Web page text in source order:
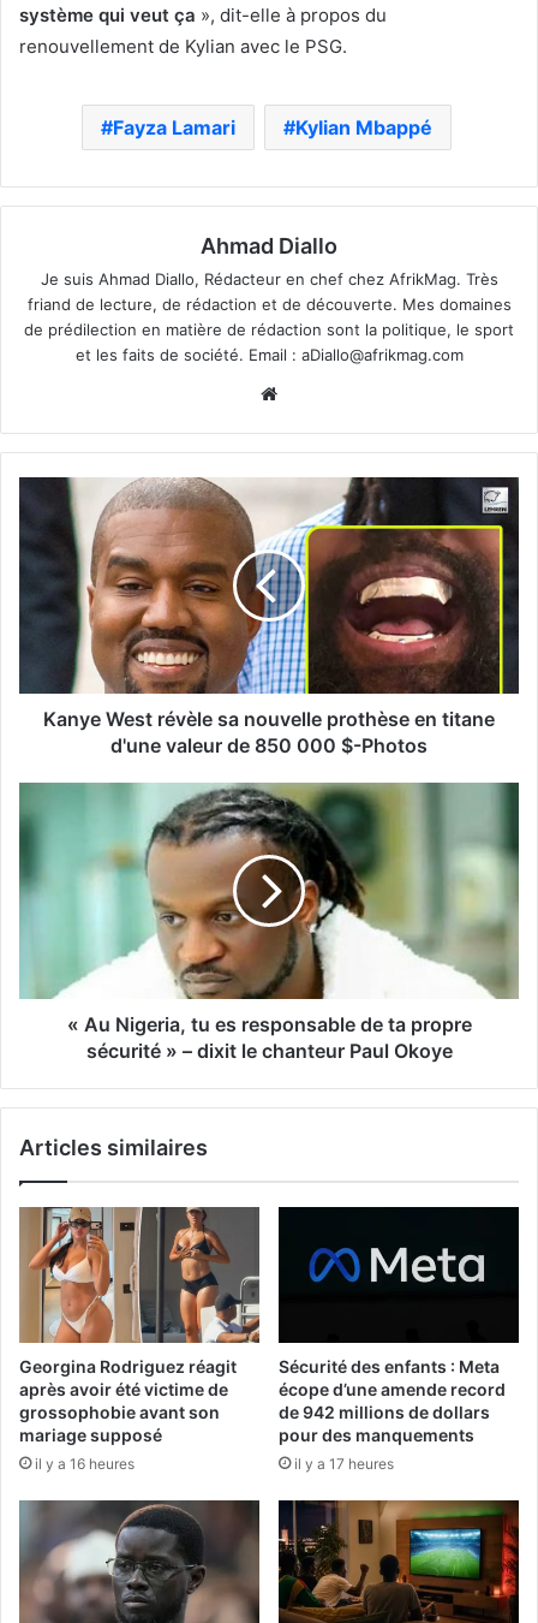
système qui veut ça », dit-elle à propos du
renouvellement de Kylian avec le PSG.
Fayza Lamari Kylian Mbappé
Ahmad Diallo
Je suis Ahmad Diallo, Rédacteur en chef chez AfrikMag. Très
friand de lecture, de rédaction et de découverte. Mes domaines
de prédilection en matière de rédaction sont la politique, le sport
et les faits de société. Email : aDiallo@afrikmag.com
Kanye West révèle sa nouvelle prothèse en titane
d'une valeur de 850 000 $-Photos
« Au Nigeria, tu es responsable de ta propre
sécurité » – dixit le chanteur Paul Okoye
Articles similaires
Georgina Rodriguez réagit
après avoir été victime de
grossophobie avant son
mariage supposé
il y a 16 heures
Sécurité des enfants : Meta
écope d’une amende record
de 942 millions de dollars
pour des manquements
il y a 17 heures